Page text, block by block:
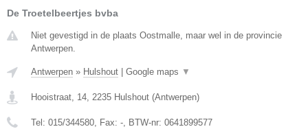
De Troetelbeertjes bvba
Niet gevestigd in de plaats Oostmalle, maar wel in de provincie
Antwerpen.
Antwerpen » Hulshout Google maps ▼
Hooistraat, 14, 2235 Hulshout (Antwerpen)
Tel: 015/344580, Fax: -, BTW-nr: 0641899577